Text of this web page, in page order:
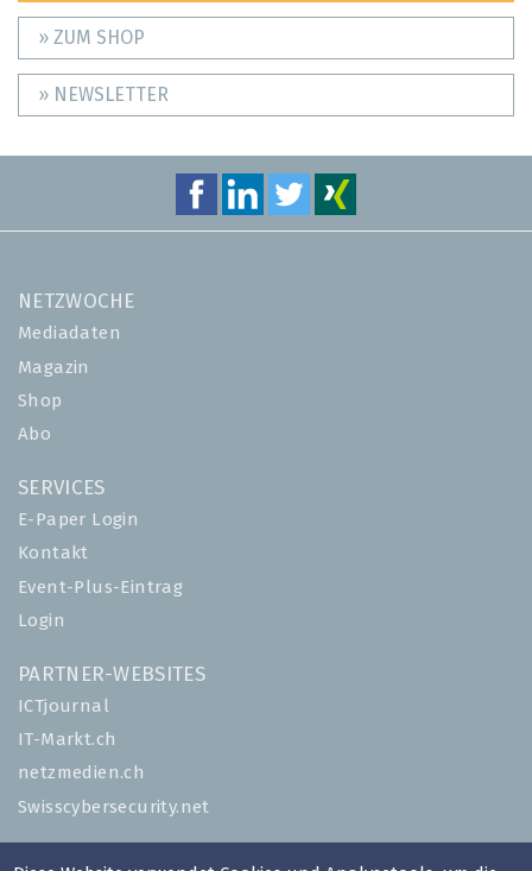
» ZUM SHOP
» NEWSLETTER
NETZWOCHE
Mediadaten
Magazin
Shop
Abo
SERVICES
E-Paper Login
Kontakt
Event-Plus-Eintrag
Login
PARTNER-WEBSITES
ICTjournal
IT-Markt.ch
netzmedien.ch
Swisscybersecurity.net
© NETZMEDIEN AG 2026